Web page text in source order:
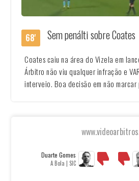
68' Sem penálti sobre Coates
Coates caiu na área do Vizela em
Árbitro não viu qualquer infração e
interveio. Boa decisão em não
Duarte Gomes
A Bola | SIC